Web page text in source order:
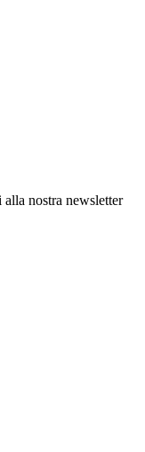
nostra newsletter